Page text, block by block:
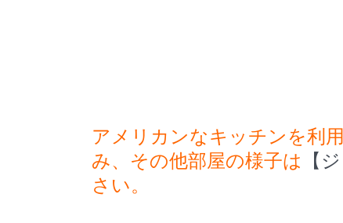
アメリカンなキッチンを利
み、その他部屋の様子は 【
さい。